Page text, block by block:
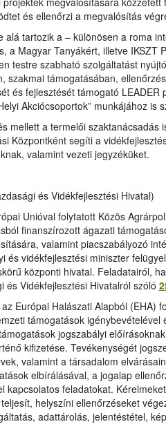
és ellenőrzi a megvalósítás
alá tartozik a – különösen a roma
a Magyar Tanyákért, illetve IKSZT
testre szabható szolgáltatást
szakmai támogatásában,
és fejlesztését támogató
Akciócsoportok” munkájához is
mellett a termelői
Központként segíti a
valamint vezeti jegyzéküket.
és Vidékfejlesztési Hivatal)
Unióval folytatott Közös
finanszírozott ágazati
valamint piacszabályozó
és vidékfejlesztési miniszter
központi hivatal. Feladatairól,
és Vidékfejlesztési Hivatalról szóló
Európai Halászati Alapból (EHA)
támogatások
jogszabályi
kifizetése. Tevékenységét
valamint a társadalom
elbírálásával, a jogalap
kapcsolatos feladatokat.
helyszíni ellenőrzéseket
adattárolás, jelentéstétel,